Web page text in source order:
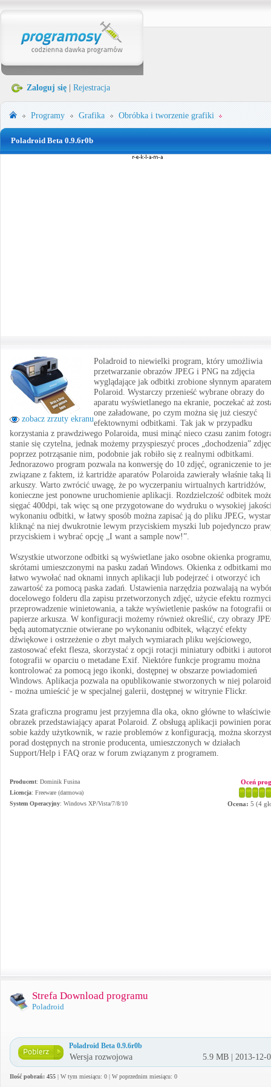
Zaloguj się Rejestracja
Programy Grafika Obróbka i tworzenie grafiki
Poladroid Beta 0.9.6r0b
zobacz zrzuty ekranu
Poladroid to niewielki program, który umożliwia
przetwarzanie obrazów JPEG i PNG na zdjęcia
wyglądające jak odbitki zrobione słynnym aparatem
Polaroid. Wystarczy przenieść wybrane obrazy do
aparatu wyświetlanego na ekranie, poczekać aż
one załadowane, po czym można się już cieszyć
efektownymi odbitkami. Tak jak w przypadku
korzystania z prawdziwego Polaroida, musi minąć nieco czasu zanim
stanie się czytelna, jednak możemy przyspieszyć proces „dochodzenia”
poprzez potrząsanie nim, podobnie jak robiło się z realnymi odbitkami.
Jednorazowo program pozwala na konwersję do 10 zdjęć, ograniczenie to
związane z faktem, iż kartridże aparatów Polaroida zawierały właśnie taką
arkuszy. Warto zwrócić uwagę, że po wyczerpaniu wirtualnych kartridżów,
konieczne jest ponowne uruchomienie aplikacji. Rozdzielczość odbitek
sięgać 400dpi, tak więc są one przygotowane do wydruku o wysokiej
wykonaniu odbitki, w łatwy sposób można zapisać ją do pliku JPEG,
kliknąć na niej dwukrotnie lewym przyciskiem myszki lub pojedynczo
przyciskiem i wybrać opcję „I want a sample now!”.
Wszystkie utworzone odbitki są wyświetlane jako osobne okienka
skrótami umieszczonymi na pasku zadań Windows. Okienka z odbitkami
łatwo wywołać nad oknami innych aplikacji lub podejrzeć i otworzyć ich
zawartość za pomocą paska zadań. Ustawienia narzędzia pozwalają na
docelowego folderu dla zapisu przetworzonych zdjęć, użycie efektu
przeprowadzenie winietowania, a także wyświetlenie pasków na fotografii
papierze arkusza. W konfiguracji możemy również określić, czy obrazy
będą automatycznie otwierane po wykonaniu odbitek, włączyć efekty
dźwiękowe i ostrzeżenie o zbyt małych wymiarach pliku wejściowego,
zastosować efekt flesza, skorzystać z opcji rotacji miniatury odbitki i
fotografii w oparciu o metadane Exif. Niektóre funkcje programu można
kontrolować za pomocą jego ikonki, dostępnej w obszarze powiadomień
Windows. Aplikacja pozwala na opublikowanie stworzonych w niej
- można umieścić je w specjalnej galerii, dostępnej w witrynie Flickr.
Szata graficzna programu jest przyjemna dla oka, okno główne to właściwie
obrazek przedstawiający aparat Polaroid. Z obsługą aplikacji powinien
sobie każdy użytkownik, w razie problemów z konfiguracją, można
porad dostępnych na stronie producenta, umieszczonych w działach
Support/Help i FAQ oraz w forum związanym z programem.
Producent: Dominik Fusina
Licencja: Freeware (darmowa)
System Operacyjny: Windows XP/Vista/7/8/10
Oceń
Ocena: 5 (4
Strefa Download programu
Poladroid
Poladroid Beta 0.9.6r0b
Wersja rozwojowa 5.9 MB | 2013-12-
Ilość pobrań: 455 | W tym miesiącu: 0 | W poprzednim miesiącu: 0